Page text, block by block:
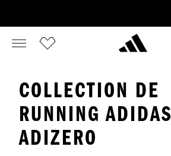
COLLECTION DE
RUNNING ADIDAS
ADIZERO